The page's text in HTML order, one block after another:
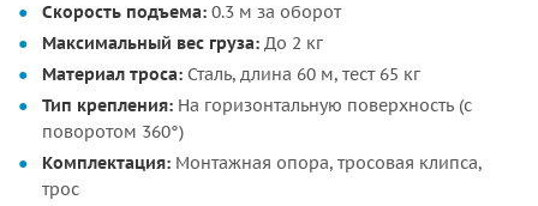
Скорость подъема: 0.3 м за оборот
Максимальный вес груза: До 2 кг
Материал троса: Сталь, длина 60 м, тест 65 кг
Тип крепления: На горизонтальную поверхность (с
поворотом 360°)
Комплектация: Монтажная опора, тросовая клипса,
трос